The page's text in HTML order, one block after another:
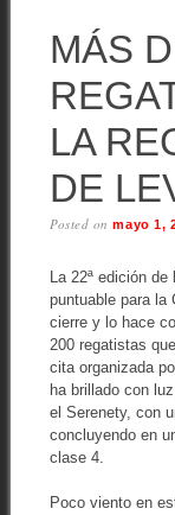
MÁS
LA
DE
Posted onmayo 1,
La 22ª edición
puntuable para la
cierre y lo hace
200 regatistas
cita organizada
ha brillado con
el Serenety, con
concluyendo en
clase 4.
Poco viento en